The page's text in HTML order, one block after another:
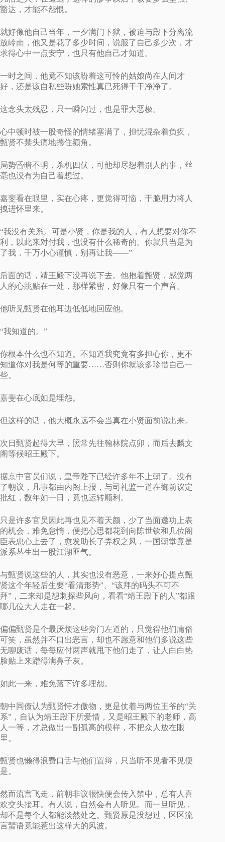
豁达，才能不怨恨。
就好像他自己当年，一夕满门下狱，被迫与殿下分离流
放岭南，他又是花了多少时间，说服了自己多少次，才
求得心中一点安宁，也只有他自己才知道。
一时之间，他竟不知该盼着这可怜的姑娘尚在人间才
好，还是该自私些盼她索性真已死得干干净净了。
这念头太残忍，只一瞬闪过，也是罪大恶极。
心中顿时被一股奇怪的情绪塞满了，担忧混杂着负疚，
甄贤不禁头痛地摁住额角。
局势昏暗不明，杀机四伏，可他却尽想着别人的事，丝
毫也没有为自己着想过。
嘉斐看在眼里，实在心疼，更觉得可恼，干脆用力将人
拽进怀里来。
“我没有关系。可是小贤，你是我的人，有人想要对你不
利，以此来对付我，也没有什么稀奇的。你就只当是为
了我，千万小心谨慎，别再让我——”
后面的话，靖王殿下没再说下去。他抱着甄贤，感觉两
人的心跳贴在一处，那样紧密，好像只有一个声音。
他听见甄贤在他耳边低低地回应他。
“我知道的。”
你根本什么也不知道。不知道我究竟有多担心你，更不
知道你对我是何等的重要……否则你就该多珍惜自己一
些。
嘉斐在心底如是埋怨。
但这样的话，他大概永远不会当真在小贤面前说出来。
次日甄贤起得大早，照常先往翰林院点卯，而后去麟文
阁等候昭王殿下。
据京中官员们说，皇帝陛下已经许多年不上朝了。没有
了朝议，凡事都由内阁上报，与司礼监一道在御前议定
批红，数年如一日，竟也运转顺利。
只是许多官员因此再也见不着天颜，少了当面邀功上表
的机会，难免怠惰，便把心思都花到向陈世钦和几位阁
臣表忠心上去了，愈发助长了弄权之风，一国朝堂竟是
派系丛生出一股江湖匪气。
与甄贤说这些的人，其实也没有恶意，一来好心提点甄
贤这个年轻后生要“看清形势”、“该拜的码头不可不
拜”，二来却是想刺探些风向，看看“靖王殿下的人”都跟
哪几位大人走在一起。
偏偏甄贤是个最厌烦这些旁门左道的，只觉得他们庸俗
可笑，虽然并不口出恶言，却也不愿意和他们多说这些
无聊废话，每每应付两声就甩下他们走了，让人白白热
脸贴上来蹭得满鼻子灰。
如此一来，难免落下许多埋怨。
朝中同僚认为甄贤恃才傲物，更是仗着与两位王爷的“关
系”，自认为靖王殿下所爱惜，又是昭王殿下的老师，高
人一等，才总做出一副孤高的模样，不把众人放在眼
里。
甄贤也懒得浪费口舌与他们置辩，只当听不见看不见便
是。
然而流言飞走，前朝非议很快便会传入禁中，总有人喜
欢交头接耳。有人说，自然会有人听见。而一旦听见，
却不是每个人都能淡然处之。甄贤原是没想过，区区流
言蜚语竟能惹出这样大的风波。